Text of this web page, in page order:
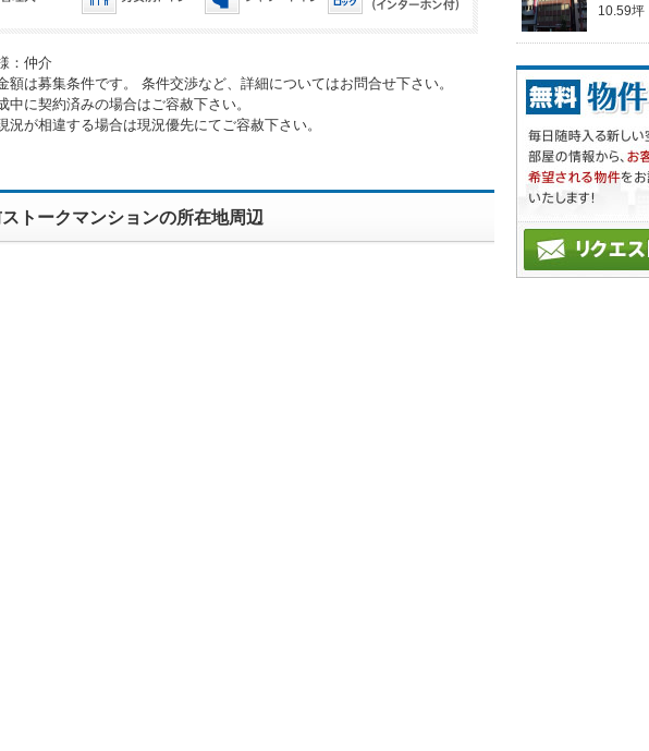
：仲介
は募集条件です。 条件交渉など、詳細についてはお問合せ下さい。
に契約済みの場合はご容赦下さい。
が相違する場合は現況優先にてご容赦下さい。
トークマンションの所在地周辺
10.59坪